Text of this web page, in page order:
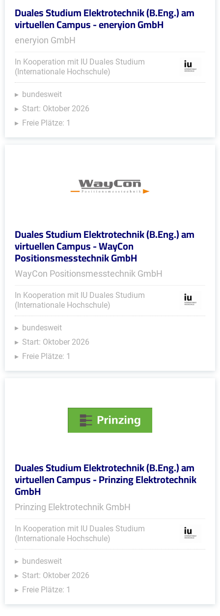
Duales Studium Elektrotechnik (B.Eng.) am
virtuellen Campus - eneryion GmbH
eneryion GmbH
In Kooperation mit IU Duales Studium
(Internationale Hochschule)
bundesweit
Start: Oktober 2026
Freie Plätze: 1
Duales Studium Elektrotechnik (B.Eng.) am
virtuellen Campus - WayCon
Positionsmesstechnik GmbH
WayCon Positionsmesstechnik GmbH
In Kooperation mit IU Duales Studium
(Internationale Hochschule)
bundesweit
Start: Oktober 2026
Freie Plätze: 1
Duales Studium Elektrotechnik (B.Eng.) am
virtuellen Campus - Prinzing Elektrotechnik
GmbH
Prinzing Elektrotechnik GmbH
In Kooperation mit IU Duales Studium
(Internationale Hochschule)
bundesweit
Start: Oktober 2026
Freie Plätze: 1